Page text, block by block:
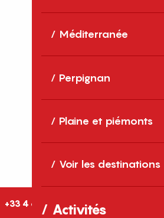
Méditerranée
Perpignan
Plaine et piémonts
Voir les destinations
Activités
+33 4 68 11 40 ▒▒